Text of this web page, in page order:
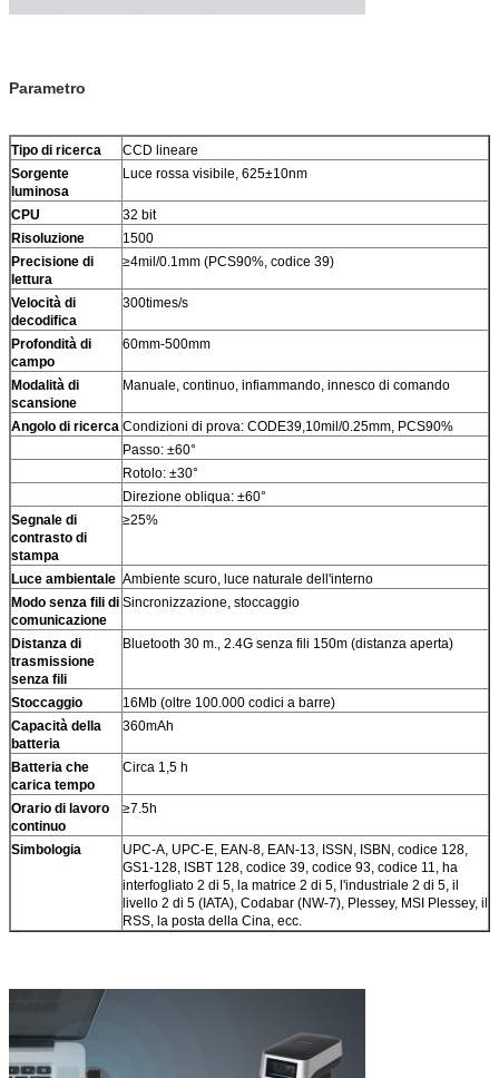
Parametro
Tipo di ricerca
CCD lineare
Sorgente
luminosa
Luce rossa visibile, 625±10nm
CPU
32 bit
Risoluzione
1500
Precisione di
lettura
≥4mil/0.1mm (PCS90%, codice 39)
Velocità di
decodifica
300times/s
Profondità di
campo
60mm-500mm
Modalità di
scansione
Manuale, continuo, infiammando, innesco di comando
Angolo di ricerca Condizioni di prova: CODE39,10mil/0.25mm, PCS90%
Passo: ±60°
Rotolo: ±30°
Direzione obliqua: ±60°
Segnale di
contrasto di
stampa
≥25%
Luce ambientale Ambiente scuro, luce naturale dell'interno
Modo senza fili di
comunicazione
Sincronizzazione, stoccaggio
Distanza di
trasmissione
senza fili
Bluetooth 30 m., 2.4G senza fili 150m (distanza aperta)
Stoccaggio
16Mb (oltre 100.000 codici a barre)
Capacità della
batteria
360mAh
Batteria che
carica tempo
Circa 1,5 h
Orario di lavoro
continuo
≥7.5h
Simbologia
UPC-A, UPC-E, EAN-8, EAN-13, ISSN, ISBN, codice 128,
GS1-128, ISBT 128, codice 39, codice 93, codice 11, ha
interfogliato 2 di 5, la matrice 2 di 5, l'industriale 2 di 5, il
livello 2 di 5 (IATA), Codabar (NW-7), Plessey, MSI Plessey, il
RSS, la posta della Cina, ecc.